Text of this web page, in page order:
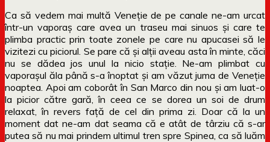
Ca să vedem mai multă Veneție de pe canale ne-am urcat
într-un vaporaș care avea un traseu mai sinuos și care te
plimba practic prin toate zonele pe care nu apucasei să le
vizitezi cu piciorul. Se pare că și alții aveau asta în minte, căci
nu se dădea jos unul la nicio stație. Ne-am plimbat cu
vaporașul ăla până s-a înoptat și am văzut juma de Veneție
noaptea. Apoi am coborât în San Marco din nou și am luat-o
la picior către gară, în ceea ce se dorea un soi de drum
relaxat, în revers față de cel din prima zi. Doar că la un
moment dat ne-am dat seama că e atât de târziu că s-ar
putea să nu mai prindem ultimul tren spre Spinea, ca să luăm